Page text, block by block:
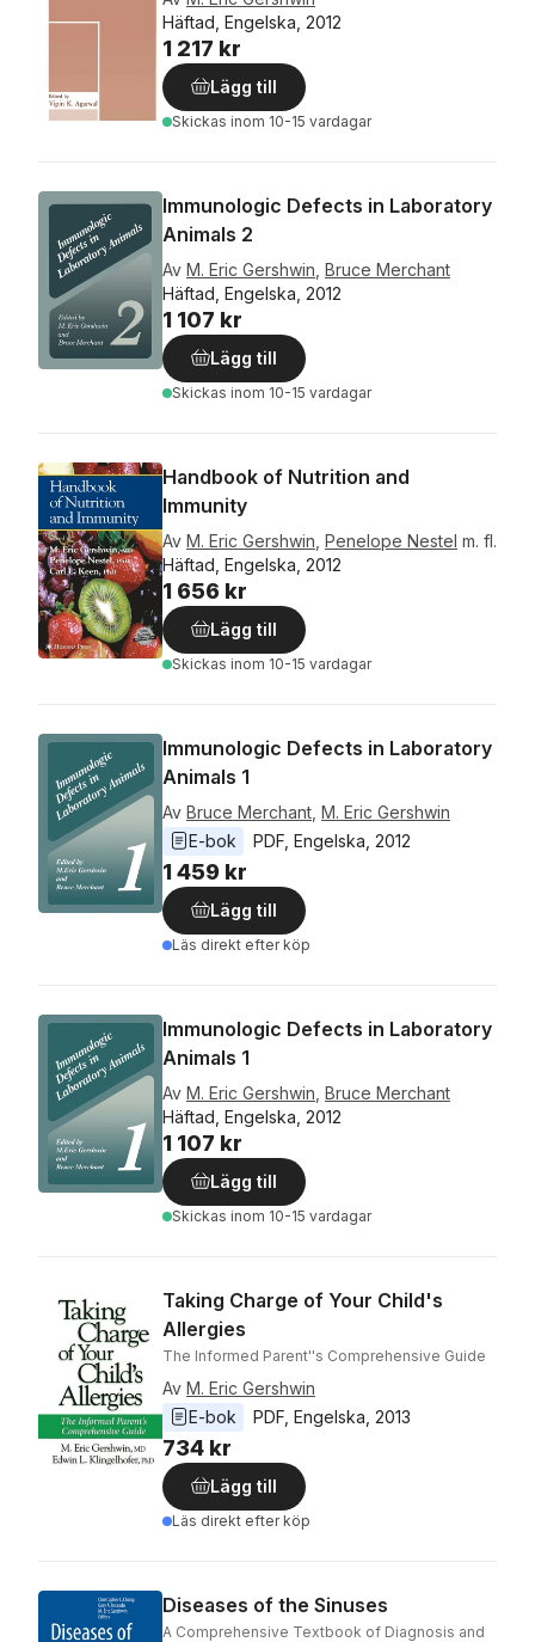
Häftad, Engelska, 2012
1 217 kr
Lägg till
Skickas inom 10-15 vardagar
Immunologic Defects in Laboratory
Animals 2
Av M. Eric Gershwin Bruce Merchant
Häftad, Engelska, 2012
1 107 kr
Lägg till
Skickas inom 10-15 vardagar
Handbook of Nutrition and
Immunity
Av M. Eric Gershwin Penelope Nestel m. fl.
Häftad, Engelska, 2012
1 656 kr
Lägg till
Skickas inom 10-15 vardagar
Immunologic Defects in Laboratory
Animals 1
Av Bruce Merchant M. Eric Gershwin
E-bok
PDF Engelska 2012
1 459 kr
Lägg till
Läs direkt efter köp
Immunologic Defects in Laboratory
Animals 1
Av M. Eric Gershwin Bruce Merchant
Häftad, Engelska, 2012
1 107 kr
Lägg till
Skickas inom 10-15 vardagar
Taking Charge of Your Child's
Allergies
The Informed Parent''s Comprehensive Guide
Av M. Eric Gershwin
E-bok
PDF Engelska 2013
734 kr
Lägg till
Läs direkt efter köp
Diseases of the Sinuses
A Comprehensive Textbook of Diagnosis and